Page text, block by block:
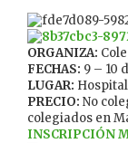
ORGANIZA:
FECHAS: 9 – 10
LUGAR:
PRECIO: No
colegiados en
INSCRIPCIÓN